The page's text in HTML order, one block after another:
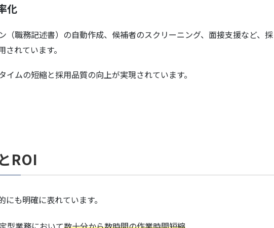
化
（職務記述書）の自動作成、候補者のスクリーニング、面接支援など、採
れています。
イムの短縮と採用品質の向上が実現されています。
ROI
も明確に表れています。